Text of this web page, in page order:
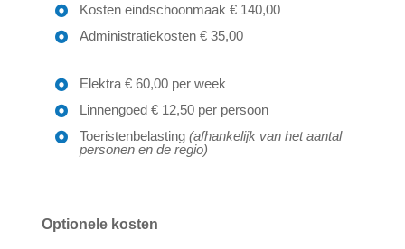
Kosten eindschoonmaak € 140,00
Administratiekosten € 35,00
Elektra € 60,00 per week
Linnengoed € 12,50 per persoon
Toeristenbelasting (afhankelijk van het aantal
personen en de regio)
Optionele kosten